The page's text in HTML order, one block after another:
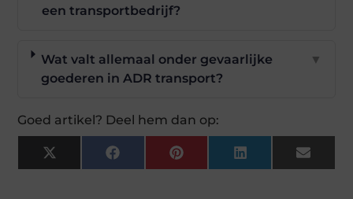
een transportbedrijf?
Wat valt allemaal onder gevaarlijke
goederen in ADR transport?
▼
Goed artikel? Deel hem dan op:
X
(Twitter)
FacebookPinterestLinkedIn Email